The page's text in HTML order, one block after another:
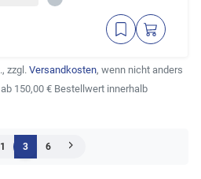
zzgl. Versandkosten, wenn nicht anders
150,00 € Bestellwert innerhalb
1 3 6